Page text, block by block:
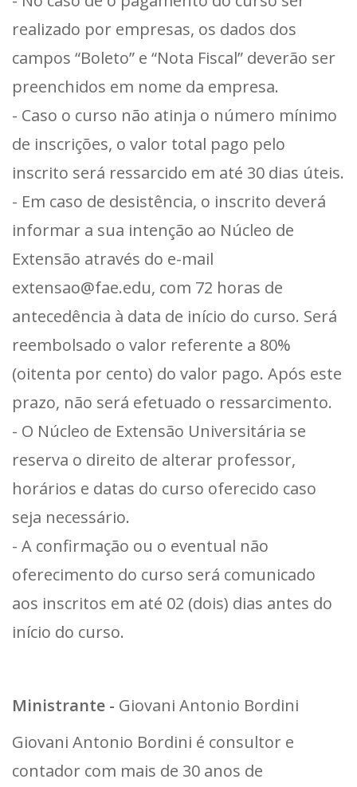
realizado por empresas, os dados dos
campos “Boleto” e “Nota Fiscal” deverão ser
preenchidos em nome da empresa.
- Caso o curso não atinja o número mínimo
de inscrições, o valor total pago pelo
inscrito será ressarcido em até 30 dias úteis.
- Em caso de desistência, o inscrito deverá
informar a sua intenção ao Núcleo de
Extensão através do e-mail
extensao@fae.edu, com 72 horas de
antecedência à data de início do curso. Será
reembolsado o valor referente a 80%
(oitenta por cento) do valor pago. Após este
prazo, não será efetuado o ressarcimento.
- O Núcleo de Extensão Universitária se
reserva o direito de alterar professor,
horários e datas do curso oferecido caso
seja necessário.
- A confirmação ou o eventual não
oferecimento do curso será comunicado
aos inscritos em até 02 (dois) dias antes do
início do curso.
Ministrante - Giovani Antonio Bordini
Giovani Antonio Bordini é consultor e
contador com mais de 30 anos de